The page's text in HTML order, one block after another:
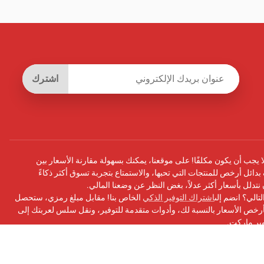
اشترك
أن يكون مكلفًا! على موقعنا، يمكنك بسهولة مقارنة الأسعار بين
أرخص للمنتجات التي تحبها، والاستمتاع بتجربة تسوق أكثر ذكاءً
نتدلل بأسعار أكثر عدلاً، بغض النظر عن وضعنا المالي.
انضم إلىاشتراك التوفير الذكي الخاص بنا! مقابل مبلغ رمزي، ستحصل
الأسعار بالنسبة لك، وأدوات متقدمة للتوفير، ونقل سلس لعربتك إلى
ماركت.